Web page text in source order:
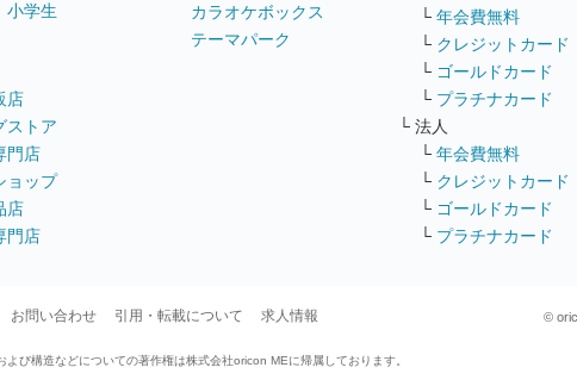
小学生
店
ストア
門店
ョップ
店
門店
カラオケボックス
テーマパーク
└ 年会費無料
└ クレジットカード
└ ゴールドカード
└ プラチナカード
└ 法人
└ 年会費無料
└ クレジットカード
└ ゴールドカード
└ プラチナカード
お問い合わせ 引用・転載について 求人情報 ©
び構造などについての著作権は株式会社oricon MEに帰属しております。